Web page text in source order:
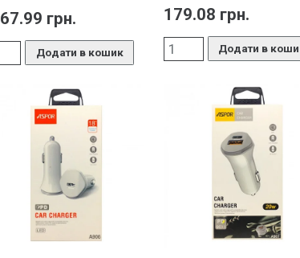
грн.
Додати в кошик
179.08 грн.
Додати в